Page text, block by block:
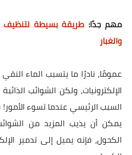
مهم جدًا: طريقة بسيطة لتنظيف
والغبار
عمومًا، نادرًا ما يتسبب الماء
الإلكترونيات، ولكن الشوائب
السبب الرئيسي عندما تسوء الأمور!
يمكن أن يذيب المزيد من
الكحول، فإنه يميل إلى تدمير